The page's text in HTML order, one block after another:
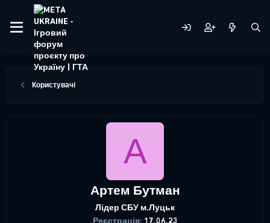
Користувачі
А
Артем Бутман
Лідер СБУ м.Луцьк
Реєстрація 17.06.23